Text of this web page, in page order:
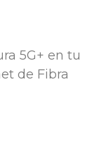
5G+ en tu
de Fibra